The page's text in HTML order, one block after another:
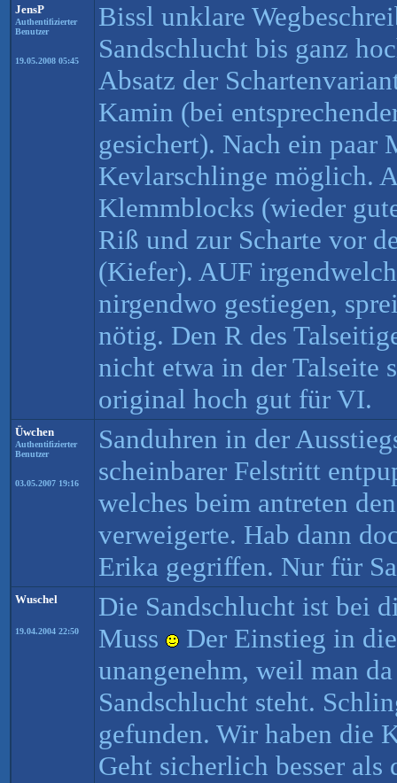
JensP
Authentifizierter
Benutzer
19.05.2008 05:45
Bissl unklare
Sandschlucht bis ganz
Absatz der
Kamin (bei
gesichert). Nach ein paar
Kevlarschlinge möglich.
Klemmblocks (wieder
Riß und zur Scharte vor
(Kiefer). AUF
nirgendwo gestiegen,
nötig. Den R des
nicht etwa in der Talseite
original hoch gut für VI.
Üwchen
Authentifizierter
Benutzer
03.05.2007 19:16
Sanduhren in der
scheinbarer Felstritt
welches beim antreten
verweigerte. Hab dann
Erika gegriffen. Nur für
Wuschel
19.04.2004 22:50
Die Sandschlucht ist bei
Muss
Der Einstieg in
unangenehm, weil man
Sandschlucht steht.
gefunden. Wir haben die
Geht sicherlich besser als